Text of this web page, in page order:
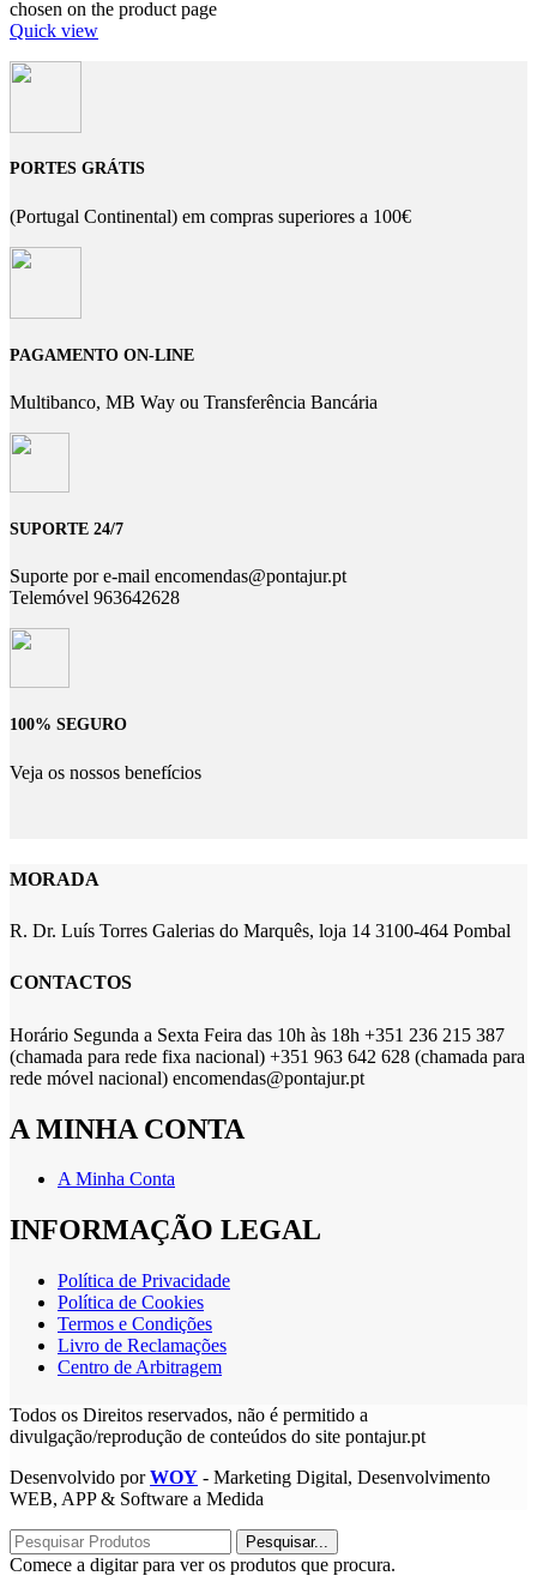
chosen on the product page
Quick view
PORTES GRÁTIS
(Portugal Continental) em compras superiores a 100€
PAGAMENTO ON-LINE
Multibanco, MB Way ou Transferência Bancária
SUPORTE 24/7
Suporte por e-mail encomendas@pontajur.pt
Telemóvel 963642628
100% SEGURO
Veja os nossos benefícios
MORADA
R. Dr. Luís Torres Galerias do Marquês, loja 14 3100-464 Pombal
CONTACTOS
Horário Segunda a Sexta Feira das 10h às 18h +351 236 215 387
(chamada para rede fixa nacional) +351 963 642 628 (chamada para
rede móvel nacional) encomendas@pontajur.pt
A MINHA CONTA
A Minha Conta
INFORMAÇÃO LEGAL
Política de Privacidade
Política de Cookies
Termos e Condições
Livro de Reclamações
Centro de Arbitragem
Todos os Direitos reservados, não é permitido a
divulgação/reprodução de conteúdos do site pontajur.pt
Desenvolvido porWOY - Marketing Digital, Desenvolvimento
WEB, APP & Software a Medida
Pesquisar...
Comece a digitar para ver os produtos que procura.